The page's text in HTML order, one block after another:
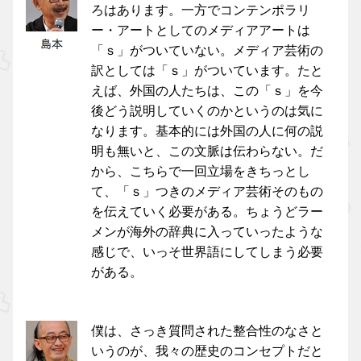
ろはあります。一方でコンテンポラリ
ー・アートとしてのメディアアートは
「ｓ」がついていない。メディア芸術の
訳としては「ｓ」がついています。たと
えば、外国の人たちは、この「ｓ」を今
後どう説明していくのかというのは気に
なります。基本的には外国の人に何の説
明も無いと、この文脈は伝わらない。だ
から、こちらで一回立場をきちっとし
て、「ｓ」つきのメディア芸術そのもの
を伝えていく必要がある。ちょうどラー
メンが海外の辞典に入っていったような
感じで、いっそ世界語にしてしまう必要
がある。
僕は、さっき質問された整合性のなさと
いうのが、我々の歴史のコンセプトだと